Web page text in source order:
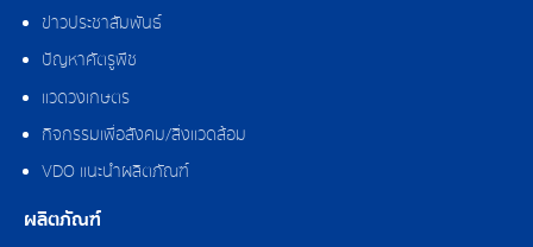
ข่าวประชาสัมพันธ์
ปัญหาศัตรูพืช
แวดวงเกษตร
กิจกรรมเพื่อสังคม/สิ่งแวดล้อม
VDO แนะนำผลิตภัณฑ์
ผลิตภัณฑ์